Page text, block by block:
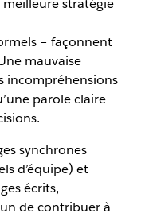
stratégie
– façonnent
mauvaise
incompréhensions
parole claire
synchrones
d’équipe) et
écrits,
de contribuer à